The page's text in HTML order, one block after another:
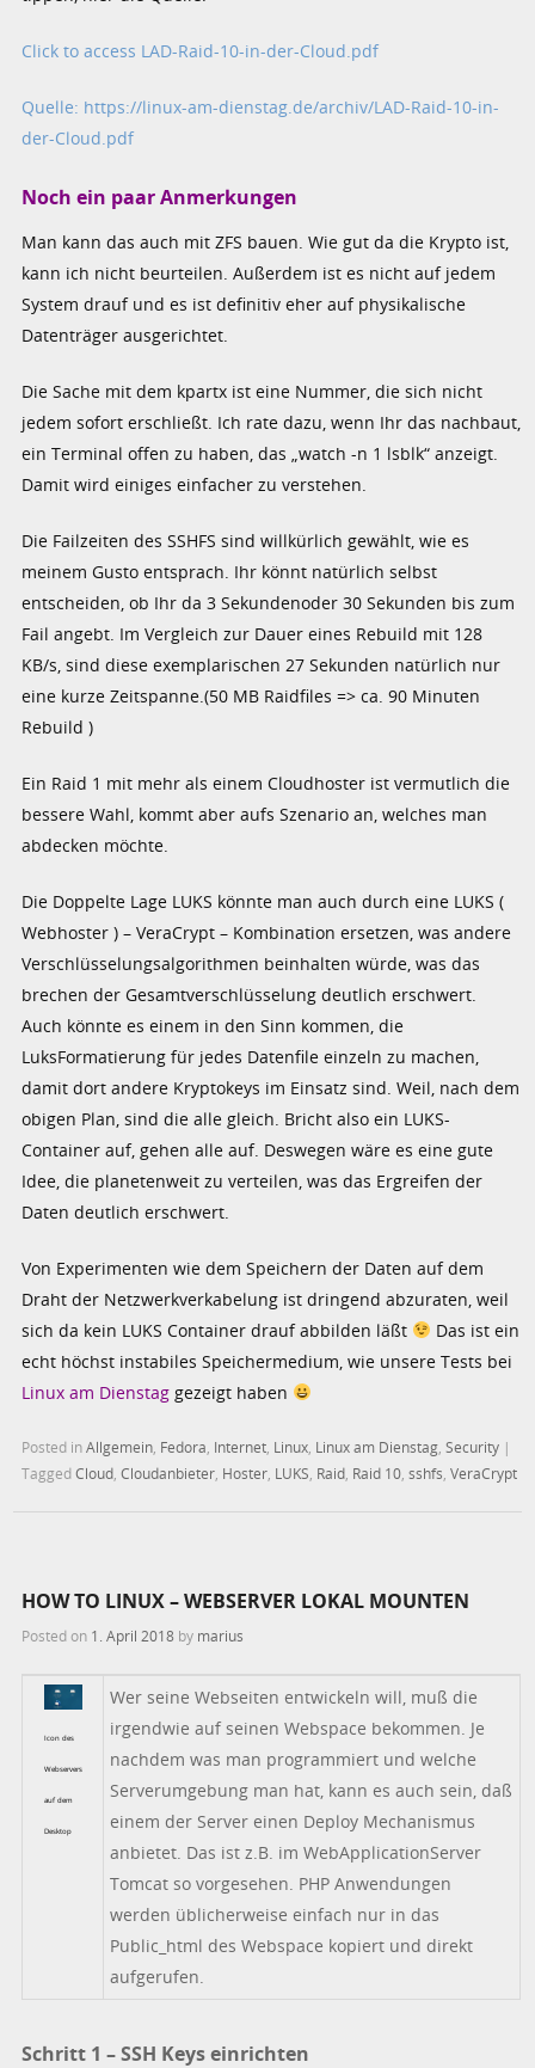
Click to access LAD-Raid-10-in-der-Cloud.pdf
Quelle: https://linux-am-dienstag.de/archiv/LAD-Raid-10-in-
der-Cloud.pdf
Noch ein paar Anmerkungen
Man kann das auch mit ZFS bauen. Wie gut da die Krypto ist,
kann ich nicht beurteilen. Außerdem ist es nicht auf jedem
System drauf und es ist definitiv eher auf physikalische
Datenträger ausgerichtet.
Die Sache mit dem kpartx ist eine Nummer, die sich nicht
jedem sofort erschließt. Ich rate dazu, wenn Ihr das nachbaut,
ein Terminal offen zu haben, das „watch -n 1 lsblk“ anzeigt.
Damit wird einiges einfacher zu verstehen.
Die Failzeiten des SSHFS sind willkürlich gewählt, wie es
meinem Gusto entsprach. Ihr könnt natürlich selbst
entscheiden, ob Ihr da 3 Sekundenoder 30 Sekunden bis zum
Fail angebt. Im Vergleich zur Dauer eines Rebuild mit 128
KB/s, sind diese exemplarischen 27 Sekunden natürlich nur
eine kurze Zeitspanne.(50 MB Raidfiles => ca. 90 Minuten
Rebuild )
Ein Raid 1 mit mehr als einem Cloudhoster ist vermutlich die
bessere Wahl, kommt aber aufs Szenario an, welches man
abdecken möchte.
Die Doppelte Lage LUKS könnte man auch durch eine LUKS (
Webhoster ) – VeraCrypt – Kombination ersetzen, was andere
Verschlüsselungsalgorithmen beinhalten würde, was das
brechen der Gesamtverschlüsselung deutlich erschwert.
Auch könnte es einem in den Sinn kommen, die
LuksFormatierung für jedes Datenfile einzeln zu machen,
damit dort andere Kryptokeys im Einsatz sind. Weil, nach dem
obigen Plan, sind die alle gleich. Bricht also ein LUKS-
Container auf, gehen alle auf. Deswegen wäre es eine gute
Idee, die planetenweit zu verteilen, was das Ergreifen der
Daten deutlich erschwert.
Von Experimenten wie dem Speichern der Daten auf dem
Draht der Netzwerkverkabelung ist dringend abzuraten, weil
sich da kein LUKS Container drauf abbilden läßt
Das ist ein
echt höchst instabiles Speichermedium, wie unsere Tests bei
Linux am Dienstag gezeigt haben
Posted inAllgemein Fedora Internet Linux Linux am Dienstag ,Security |
TaggedCloud ,Cloudanbieter Hoster LUKS Raid Raid 10 ,sshfs ,VeraCrypt
HOW TO LINUX – WEBSERVER LOKAL MOUNTEN
Posted on 1. April 2018 by marius
Icon des
Webservers
auf dem
Desktop
Wer seine Webseiten entwickeln will, muß die
irgendwie auf seinen Webspace bekommen. Je
nachdem was man programmiert und welche
Serverumgebung man hat, kann es auch sein, daß
einem der Server einen Deploy Mechanismus
anbietet. Das ist z.B. im WebApplicationServer
Tomcat so vorgesehen. PHP Anwendungen
werden üblicherweise einfach nur in das
Public_html des Webspace kopiert und direkt
aufgerufen.
Schritt 1 – SSH Keys einrichten